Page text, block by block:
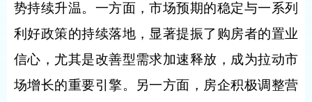
势持续升温。一方面，市场预期的稳定与一系列
利好政策的持续落地，显著提振了购房者的置业
信心，尤其是改善型需求加速释放，成为拉动市
场增长的重要引擎。另一方面，房企积极调整营